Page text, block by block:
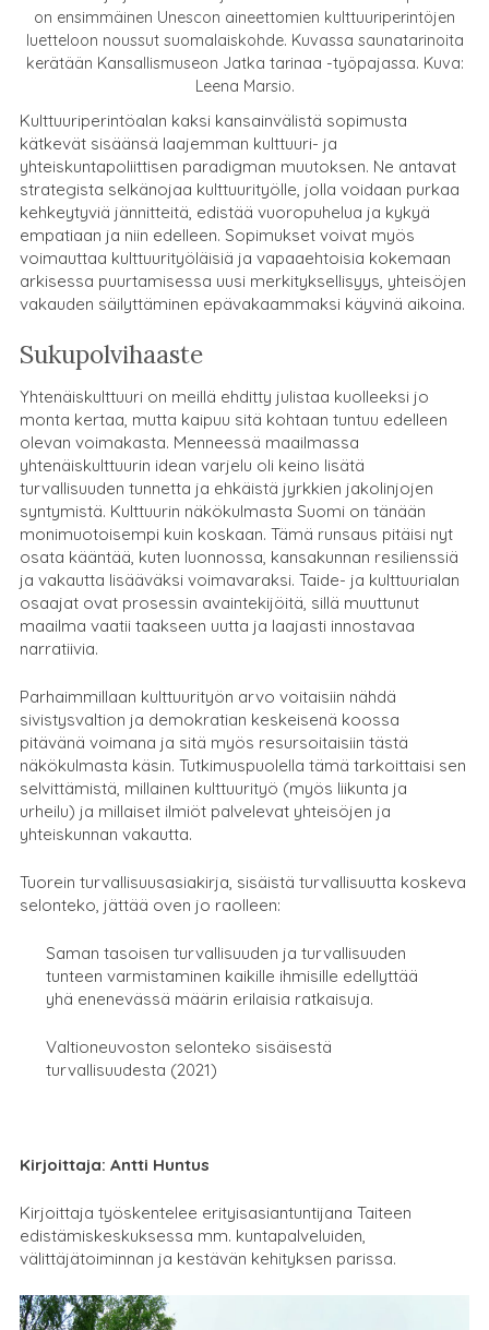
on ensimmäinen Unescon aineettomien kulttuuriperintöjen
luetteloon noussut suomalaiskohde. Kuvassa saunatarinoita
kerätään Kansallismuseon Jatka tarinaa -työpajassa. Kuva:
Leena Marsio.
Kulttuuriperintöalan kaksi kansainvälistä sopimusta
kätkevät sisäänsä laajemman kulttuuri- ja
yhteiskuntapoliittisen paradigman muutoksen. Ne antavat
strategista selkänojaa kulttuurityölle, jolla voidaan purkaa
kehkeytyviä jännitteitä, edistää vuoropuhelua ja kykyä
empatiaan ja niin edelleen. Sopimukset voivat myös
voimauttaa kulttuurityöläisiä ja vapaaehtoisia kokemaan
arkisessa puurtamisessa uusi merkityksellisyys, yhteisöjen
vakauden säilyttäminen epävakaammaksi käyvinä aikoina.
Sukupolvihaaste
Yhtenäiskulttuuri on meillä ehditty julistaa kuolleeksi jo
monta kertaa, mutta kaipuu sitä kohtaan tuntuu edelleen
olevan voimakasta. Menneessä maailmassa
yhtenäiskulttuurin idean varjelu oli keino lisätä
turvallisuuden tunnetta ja ehkäistä jyrkkien jakolinjojen
syntymistä. Kulttuurin näkökulmasta Suomi on tänään
monimuotoisempi kuin koskaan. Tämä runsaus pitäisi nyt
osata kääntää, kuten luonnossa, kansakunnan resilienssiä
ja vakautta lisääväksi voimavaraksi. Taide- ja kulttuurialan
osaajat ovat prosessin avaintekijöitä, sillä muuttunut
maailma vaatii taakseen uutta ja laajasti innostavaa
narratiivia.
Parhaimmillaan kulttuurityön arvo voitaisiin nähdä
sivistysvaltion ja demokratian keskeisenä koossa
pitävänä voimana ja sitä myös resursoitaisiin tästä
näkökulmasta käsin. Tutkimuspuolella tämä tarkoittaisi sen
selvittämistä, millainen kulttuurityö (myös liikunta ja
urheilu) ja millaiset ilmiöt palvelevat yhteisöjen ja
yhteiskunnan vakautta.
Tuorein turvallisuusasiakirja, sisäistä turvallisuutta koskeva
selonteko, jättää oven jo raolleen:
Saman tasoisen turvallisuuden ja turvallisuuden
tunteen varmistaminen kaikille ihmisille edellyttää
yhä enenevässä määrin erilaisia ratkaisuja.
Valtioneuvoston selonteko sisäisestä
turvallisuudesta (2021)
Kirjoittaja: Antti Huntus
Kirjoittaja työskentelee erityisasiantuntijana Taiteen
edistämiskeskuksessa mm. kuntapalveluiden,
välittäjätoiminnan ja kestävän kehityksen parissa.